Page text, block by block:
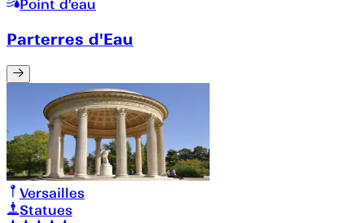
Point d'eau
Parterres d'Eau
Versailles
Statues